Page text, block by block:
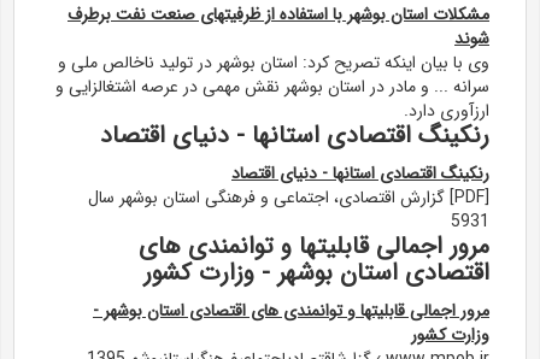
مشکلات استان بوشهر با استفاده از ظرفیتهای صنعت نفت برطرف
شوند
وی با بیان اینکه تصریح کرد: استان بوشهر در تولید ناخالص ملی و
سرانه ... و مادر در استان بوشهر نقش مهمی در عرصه اشتغالزایی و
ارزآوری دارد.
رنکینگ اقتصادی استانها - دنیای اقتصاد
رنکینگ اقتصادی استانها - دنیای اقتصاد
[PDF] گزارش اقتصادی، اجتماعی و فرهنگی استان بوشهر سال
5931
مرور اجمالی قابلیتها و توانمندی های
اقتصادی استان بوشهر - وزارت کشور
مرور اجمالی قابلیتها و توانمندی های اقتصادی استان بوشهر -
وزارت کشور